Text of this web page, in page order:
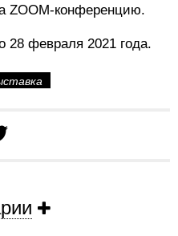
ZOOM-конференцию.
28 февраля 2021 года.